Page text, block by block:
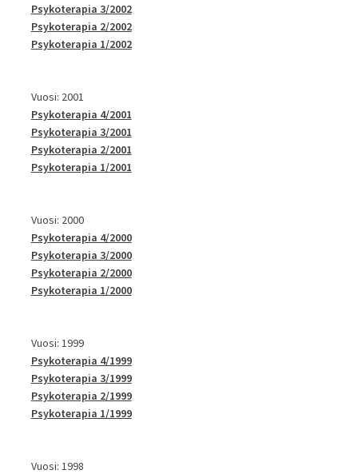
Psykoterapia 3/2002
Psykoterapia 2/2002
Psykoterapia 1/2002
Vuosi: 2001
Psykoterapia 4/2001
Psykoterapia 3/2001
Psykoterapia 2/2001
Psykoterapia 1/2001
Vuosi: 2000
Psykoterapia 4/2000
Psykoterapia 3/2000
Psykoterapia 2/2000
Psykoterapia 1/2000
Vuosi: 1999
Psykoterapia 4/1999
Psykoterapia 3/1999
Psykoterapia 2/1999
Psykoterapia 1/1999
Vuosi: 1998